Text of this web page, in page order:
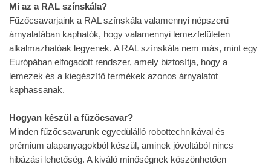
Mi az a RAL színskála?
Fűzőcsavarjaink a RAL színskála valamennyi népszerű
árnyalatában kaphatók, hogy valamennyi lemezfelületen
alkalmazhatóak legyenek. A RAL színskála nem más, mint egy
Európában elfogadott rendszer, amely biztosítja, hogy a
lemezek és a kiegészítő termékek azonos árnyalatot
kaphassanak.
Hogyan készül a fűzőcsavar?
Minden fűzőcsavarunk egyedülálló robottechnikával és
prémium alapanyagokból készül, aminek jóvoltából nincs
hibázási lehetőség. A kiváló minőségnek köszönhetően